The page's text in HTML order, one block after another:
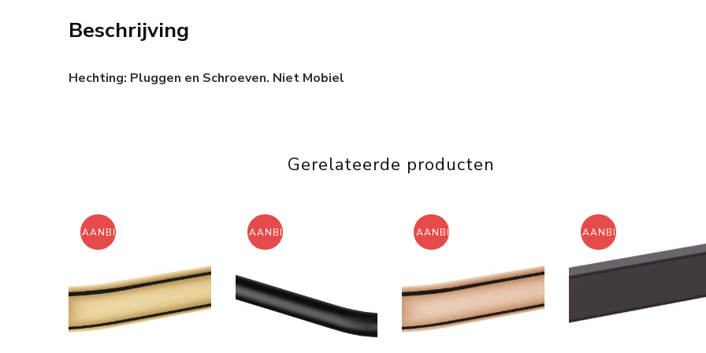
Beschrijving
Hechting: Pluggen en Schroeven. Niet Mobiel
Gerelateerde producten
AANBIEDING! AANBIEDING! AANBIEDING! AANBIEDING!